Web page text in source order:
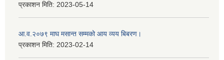
प्रकाशन मिति: 2023-05-14
आ.व.२०७९ माघ मसान्त सम्मको आय व्यय बिबरण।
प्रकाशन मिति: 2023-02-14